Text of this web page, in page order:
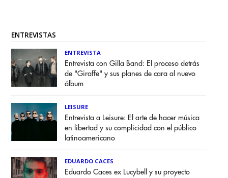
ENTREVISTAS
ENTREVISTA
Entrevista con Gilla Band: El proceso detrás
de "Giraffe" y sus planes de cara al nuevo
álbum
LEISURE
Entrevista a Leisure: El arte de hacer música
en libertad y su complicidad con el público
latinoamericano
EDUARDO CACES
Eduardo Caces ex Lucybell y su proyecto